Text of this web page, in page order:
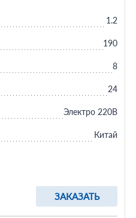
ЗАКАЗАТЬ
1.2
190
8
24
Электро 220В
Китай